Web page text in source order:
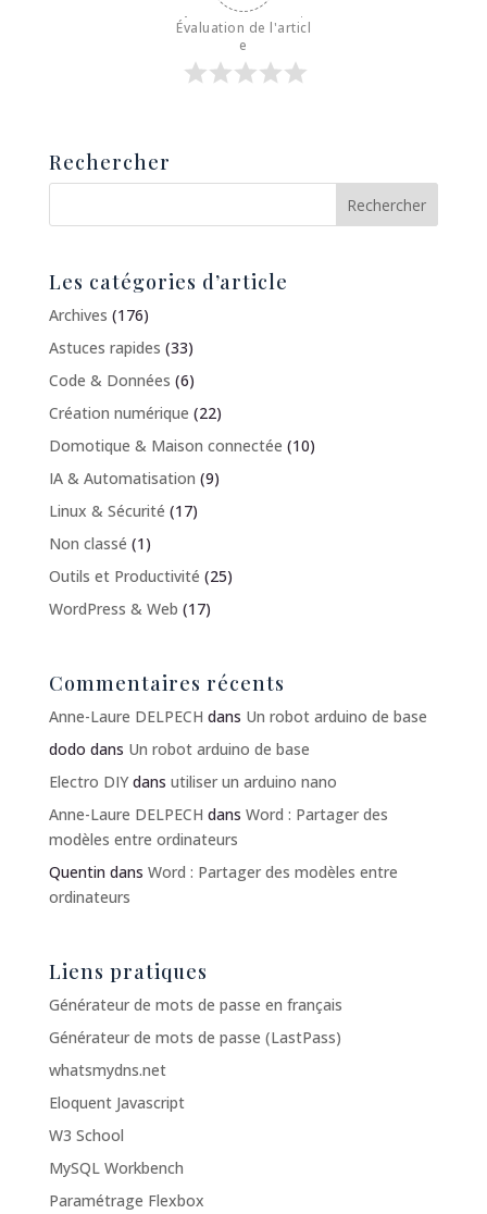
Évaluation de l'articl
e
Rechercher
Les catégories d’article
Archives (176)
Astuces rapides (33)
Code & Données (6)
Création numérique (22)
Domotique & Maison connectée (10)
IA & Automatisation (9)
Linux & Sécurité (17)
Non classé (1)
Outils et Productivité (25)
WordPress & Web (17)
Commentaires récents
Anne-Laure DELPECH dans Un robot arduino de base
dodo dans Un robot arduino de base
Electro DIYdans utiliser un arduino nano
Anne-Laure DELPECH dans Word : Partager des
modèles entre ordinateurs
Quentindans Word : Partager des modèles entre
ordinateurs
Liens pratiques
Générateur de mots de passe en français
Générateur de mots de passe (LastPass)
whatsmydns.net
Eloquent Javascript
W3 School
MySQL Workbench
Paramétrage Flexbox